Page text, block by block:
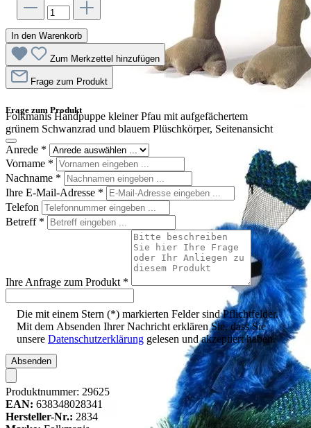
Folkmanis Handpuppe kleiner Pfau mit aufgefächertem
grünem Schwanzrad und blauem Plüschkörper, Seitenansicht
In den Warenkorb
Zum Merkzettel hinzufügen
Frage zum Produkt
Frage zum Produkt
Anrede *
Vorname *
Nachname *
Ihre E-Mail-Adresse *
Telefon
Betreff *
Ihre Anfrage zum Produkt *
Die mit einem Stern (*) markierten Felder sind Pflichtfelder.
Mit dem Absenden Ihrer Nachricht erklären Sie, dass Sie
unsere Datenschutzerklärung gelesen und akzeptiert haben.
Absenden
Produktnummer: 29625
EAN: 638348028341
Hersteller-Nr.: 2834